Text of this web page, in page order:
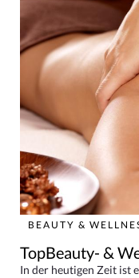
BEAUTY &
TopBeauty- &
In der heutigen Zeit ist